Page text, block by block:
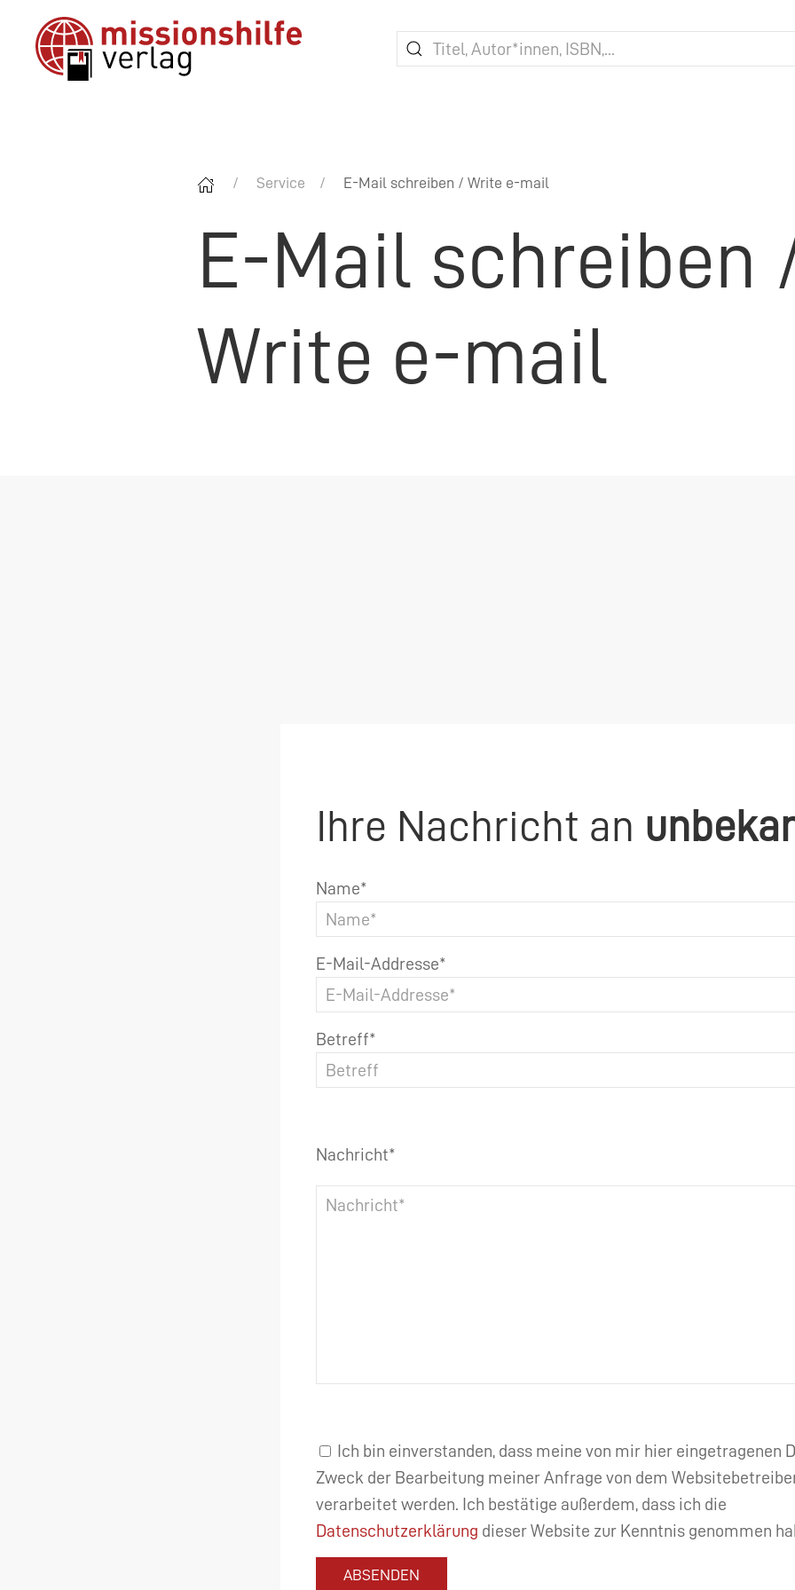
Service E-Mail schreiben / Write e-mail
E-Mail schreiben
Write e-mail
Ihre Nachricht an
Name*
E-Mail-Addresse*
Betreff*
Nachricht*
Ich bin einverstanden, dass meine von mir hier eingetragenen
Zweck der Bearbeitung meiner Anfrage von dem
verarbeitet werden. Ich bestätige außerdem, dass ich die
Datenschutzerklärung dieser Website zur Kenntnis genommen
ABSENDEN